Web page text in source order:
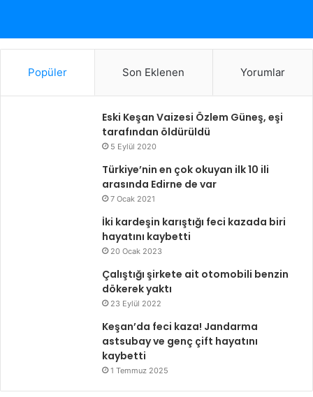
Popüler Son Eklenen Yorumlar
Eski Keşan Vaizesi Özlem Güneş, eşi
tarafından öldürüldü
5 Eylül 2020
Türkiye’nin en çok okuyan ilk 10 ili
arasında Edirne de var
7 Ocak 2021
İki kardeşin karıştığı feci kazada biri
hayatını kaybetti
20 Ocak 2023
Çalıştığı şirkete ait otomobili benzin
dökerek yaktı
23 Eylül 2022
Keşan’da feci kaza! Jandarma
astsubay ve genç çift hayatını
kaybetti
1 Temmuz 2025